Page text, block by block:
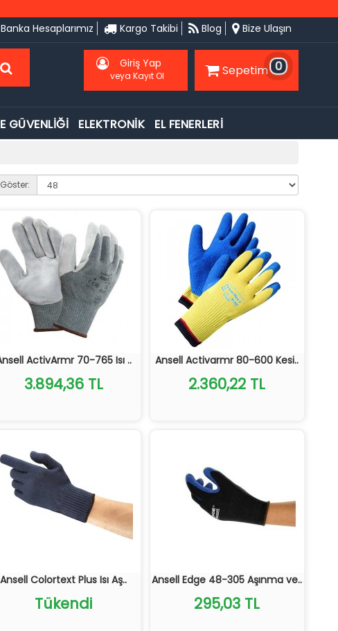
Banka Hesaplarımız Kargo Takibi Blog Bize Ulaşın
Giriş Yap
veya Kayıt Ol Sepetim 0
GÜVENLİĞİ ELEKTRONİK EL FENERLERİ
Göster:
ActivArmr 70-765 Isı ..
3.894,36 TL
Ansell Activarmr 80-600 Kesi..
2.360,22 TL
Ansell Colortext Plus Isı Aş..
Tükendi
Ansell Edge 48-305 Aşınma ve..
295,03 TL